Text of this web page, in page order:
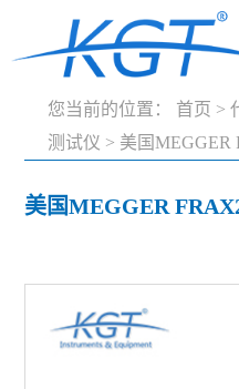
您当前的位置： 首页 >
测试仪 > 美国MEGGER
美国MEGGER